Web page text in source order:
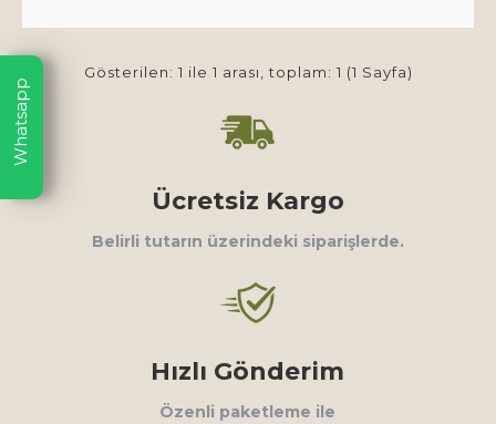
Gösterilen: 1 ile 1 arası, toplam: 1 (1 Sayfa)
Ücretsiz Kargo
Belirli tutarın üzerindeki siparişlerde.
Hızlı Gönderim
Özenli paketleme ile
Whatsapp